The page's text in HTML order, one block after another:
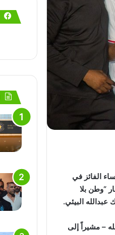
الفائز في
“وطن بلا
– مشيراً إلى